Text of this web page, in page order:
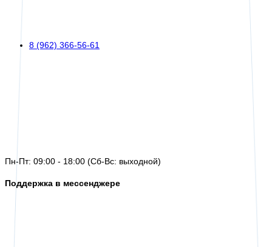
8 (962) 366-56-61
Пн-Пт: 09:00 - 18:00 (Сб-Вс: выходной)
Поддержка в мессенджере